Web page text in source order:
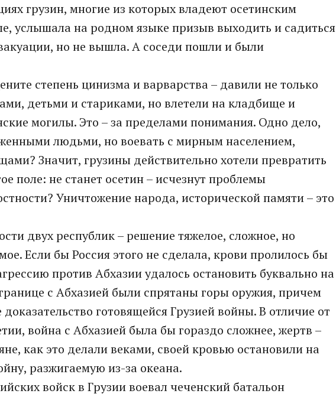
грузин, многие из которых владеют осетинским
услышала на родном языке призыв выходить и садиться
но не вышла. А соседи пошли и были
степень цинизма и варварства – давили не только
детьми и стариками, но влетели на кладбище и
могилы. Это – за пределами понимания. Одно дело,
людьми, но воевать с мирным населением,
Значит, грузины действительно хотели превратить
поле: не станет осетин – исчезнут проблемы
Уничтожение народа, исторической памяти – это
двух республик – решение тяжелое, сложное, но
Если бы Россия этого не сделала, крови пролилось бы
против Абхазии удалось остановить буквально на
с Абхазией были спрятаны горы оружия, причем
доказательство готовящейся Грузией войны. В отличие от
война с Абхазией была бы гораздо сложнее, жертв –
как это делали веками, своей кровью остановили на
разжигаемую из-за океана.
войск в Грузии воевал чеченский батальон